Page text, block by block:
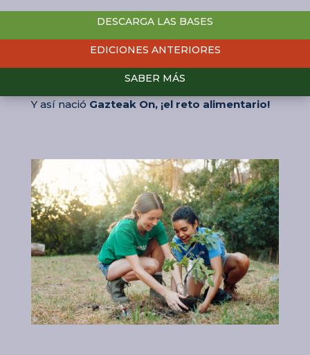
DESCARGA LAS BASES
EDICIONES ANTERIORES
SABER MÁS
Ddinamizar la comunidad
En 2023 se unió Maïa Permaculture
Y así nació Gazteak On, ¡el reto alimentario!